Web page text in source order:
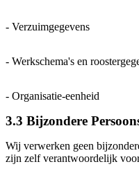
- Verzuimgegevens
- Werkschema's en
- Organisatie-eenheid
3.3 Bijzondere
Wij verwerken geen
zijn zelf verantwoordelijk